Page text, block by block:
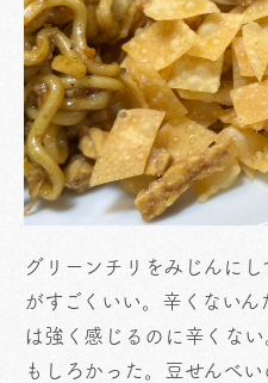
グリーンチリをみじんに
がすごくいい。辛くない
は強く感じるのに辛くな
もしろかった。豆せんべ